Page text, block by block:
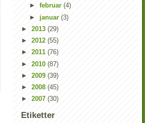
► februar (4)
► januar (3)
► 2013 (29)
► 2012 (55)
► 2011 (76)
► 2010 (87)
► 2009 (39)
► 2008 (45)
► 2007 (30)
Etiketter